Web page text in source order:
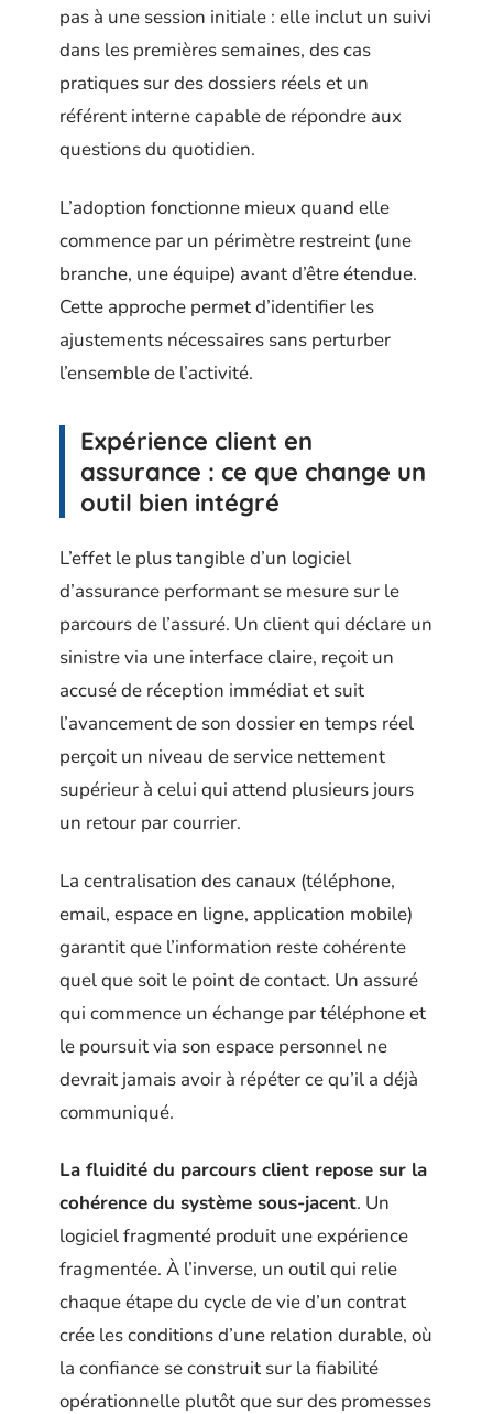
pas à une session initiale : elle inclut un suivi
dans les premières semaines, des cas
pratiques sur des dossiers réels et un
référent interne capable de répondre aux
questions du quotidien.
L’adoption fonctionne mieux quand elle
commence par un périmètre restreint (une
branche, une équipe) avant d’être étendue.
Cette approche permet d’identifier les
ajustements nécessaires sans perturber
l’ensemble de l’activité.
Expérience client en
assurance : ce que change un
outil bien intégré
L’effet le plus tangible d’un logiciel
d’assurance performant se mesure sur le
parcours de l’assuré. Un client qui déclare un
sinistre via une interface claire, reçoit un
accusé de réception immédiat et suit
l’avancement de son dossier en temps réel
perçoit un niveau de service nettement
supérieur à celui qui attend plusieurs jours
un retour par courrier.
La centralisation des canaux (téléphone,
email, espace en ligne, application mobile)
garantit que l’information reste cohérente
quel que soit le point de contact. Un assuré
qui commence un échange par téléphone et
le poursuit via son espace personnel ne
devrait jamais avoir à répéter ce qu’il a déjà
communiqué.
La fluidité du parcours client repose sur la
cohérence du système sous-jacent. Un
logiciel fragmenté produit une expérience
fragmentée. À l’inverse, un outil qui relie
chaque étape du cycle de vie d’un contrat
crée les conditions d’une relation durable, où
la confiance se construit sur la fiabilité
opérationnelle plutôt que sur des promesses